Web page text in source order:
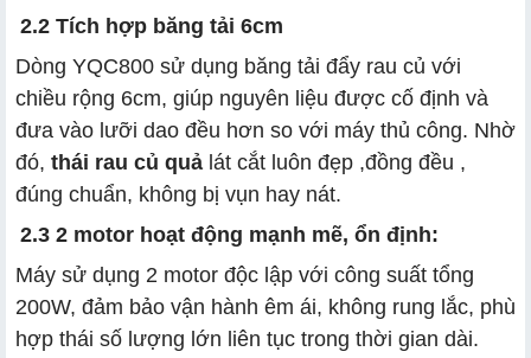
2.2 Tích hợp băng tải 6cm
Dòng YQC800 sử dụng băng tải đẩy rau củ với
chiều rộng 6cm, giúp nguyên liệu được cố định và
đưa vào lưỡi dao đều hơn so với máy thủ công. Nhờ
đó, thái rau củ quả lát cắt luôn đẹp ,đồng đều ,
đúng chuẩn, không bị vụn hay nát.
2.3 2 motor hoạt động mạnh mẽ, ổn định:
Máy sử dụng 2 motor độc lập với công suất tổng
200W, đảm bảo vận hành êm ái, không rung lắc, phù
hợp thái số lượng lớn liên tục trong thời gian dài.